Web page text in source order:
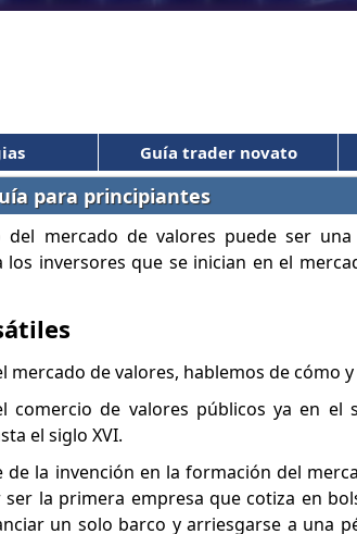
Guía trader novato
para principiantes
mercado de valores puede ser
inversores que se inician en el
de valores, hablemos de cómo
comercio de valores públicos ya en el
el siglo XVI.
la invención en la formación del
la primera empresa que cotiza en
un solo barco y arriesgarse a una